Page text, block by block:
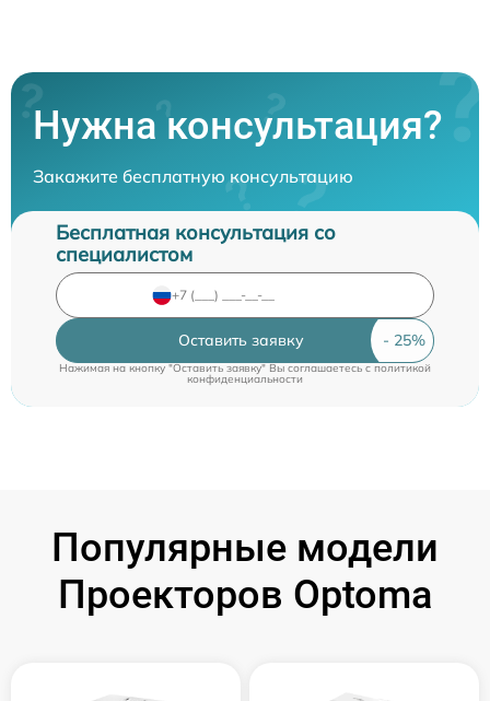
Нужна консультация?
Закажите бесплатную консультацию
Бесплатная консультация со
специалистом
Оставить заявку
Нажимая на кнопку "Оставить заявку" Вы соглашаетесь cполитикой
конфиденциальности
Популярные модели
Проекторов Optoma